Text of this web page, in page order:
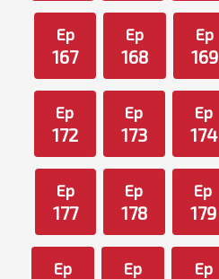
Ep
167
Ep
168
Ep
169
Ep
172
Ep
173
Ep
174
Ep
177
Ep
178
Ep
179
Ep Ep Ep